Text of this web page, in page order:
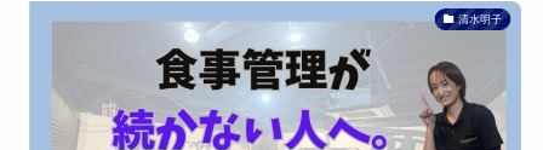
清水明子